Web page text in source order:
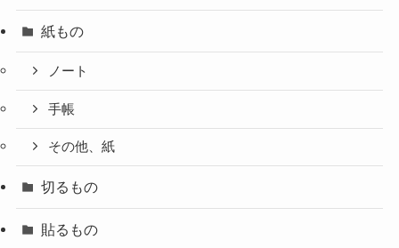
紙もの
ノート
手帳
その他、紙
切るもの
貼るもの